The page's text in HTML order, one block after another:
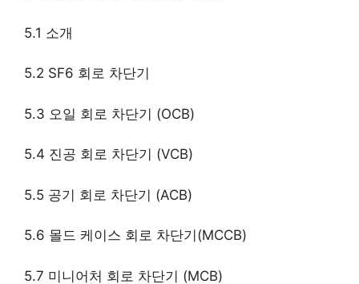
5.1 소개
5.2 SF6 회로 차단기
5.3 오일 회로 차단기 (OCB)
5.4 진공 회로 차단기 (VCB)
5.5 공기 회로 차단기 (ACB)
5.6 몰드 케이스 회로 차단기(MCCB)
5.7 미니어처 회로 차단기 (MCB)